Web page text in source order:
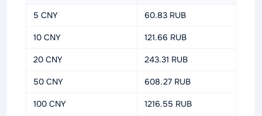
5 CNY 60.83 RUB
10 CNY 121.66 RUB
20 CNY 243.31 RUB
50 CNY 608.27 RUB
100 CNY 1216.55 RUB